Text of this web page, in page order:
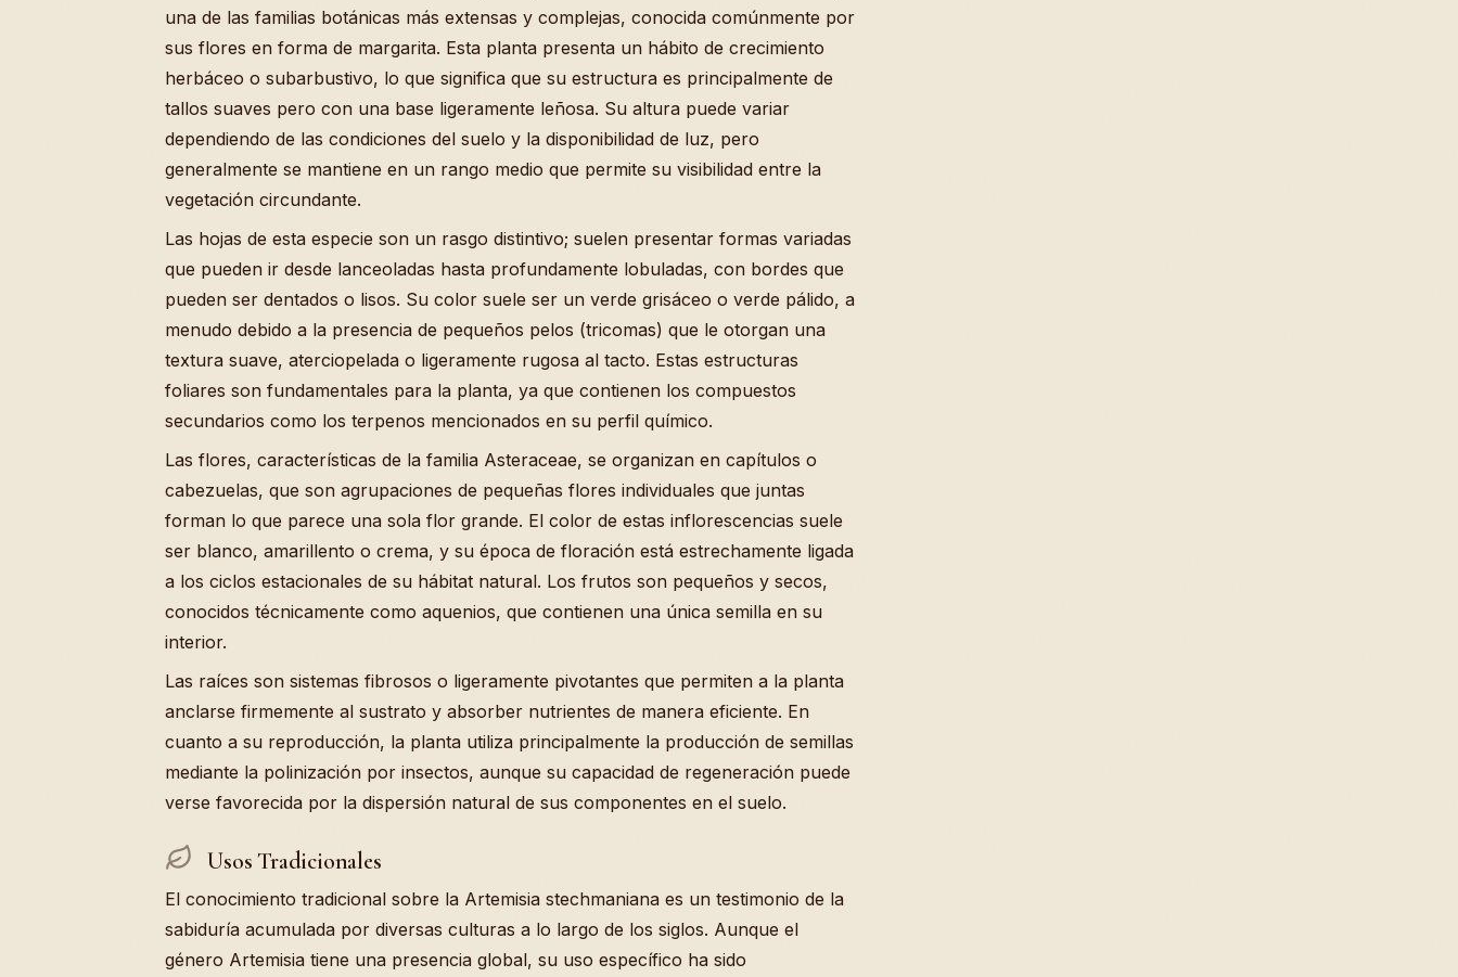
una de las familias botánicas más extensas y complejas, conocida comúnmente por
sus flores en forma de margarita. Esta planta presenta un hábito de crecimiento
herbáceo o subarbustivo, lo que significa que su estructura es principalmente de
tallos suaves pero con una base ligeramente leñosa. Su altura puede variar
dependiendo de las condiciones del suelo y la disponibilidad de luz, pero
generalmente se mantiene en un rango medio que permite su visibilidad entre la
vegetación circundante.
Las hojas de esta especie son un rasgo distintivo; suelen presentar formas variadas
que pueden ir desde lanceoladas hasta profundamente lobuladas, con bordes que
pueden ser dentados o lisos. Su color suele ser un verde grisáceo o verde pálido, a
menudo debido a la presencia de pequeños pelos (tricomas) que le otorgan una
textura suave, aterciopelada o ligeramente rugosa al tacto. Estas estructuras
foliares son fundamentales para la planta, ya que contienen los compuestos
secundarios como los terpenos mencionados en su perfil químico.
Las flores, características de la familia Asteraceae, se organizan en capítulos o
cabezuelas, que son agrupaciones de pequeñas flores individuales que juntas
forman lo que parece una sola flor grande. El color de estas inflorescencias suele
ser blanco, amarillento o crema, y su época de floración está estrechamente ligada
a los ciclos estacionales de su hábitat natural. Los frutos son pequeños y secos,
conocidos técnicamente como aquenios, que contienen una única semilla en su
interior.
Las raíces son sistemas fibrosos o ligeramente pivotantes que permiten a la planta
anclarse firmemente al sustrato y absorber nutrientes de manera eficiente. En
cuanto a su reproducción, la planta utiliza principalmente la producción de semillas
mediante la polinización por insectos, aunque su capacidad de regeneración puede
verse favorecida por la dispersión natural de sus componentes en el suelo.
Usos Tradicionales
El conocimiento tradicional sobre la Artemisia stechmaniana es un testimonio de la
sabiduría acumulada por diversas culturas a lo largo de los siglos. Aunque el
género Artemisia tiene una presencia global, su uso específico ha sido